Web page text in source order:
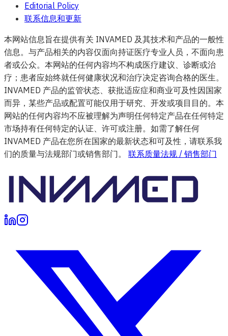
Editorial Policy
联系信息和更新
本网站信息旨在提供有关 INVAMED 及其技术和产品的一般性
信息。与产品相关的内容仅面向持证医疗专业人员，不面向患
者或公众。本网站的任何内容均不构成医疗建议、诊断或治
疗；患者应始终就任何健康状况和治疗决定咨询合格的医生。
INVAMED 产品的监管状态、获批适应症和商业可及性因国家
而异，某些产品或配置可能仅用于研究、开发或项目目的。本
网站的任何内容均不应被理解为声明任何特定产品在任何特定
市场持有任何特定的认证、许可或注册。如需了解任何
INVAMED 产品在您所在国家的最新状态和可及性，请联系我
们的质量与法规部门或销售部门。
联系质量法规 / 销售部门